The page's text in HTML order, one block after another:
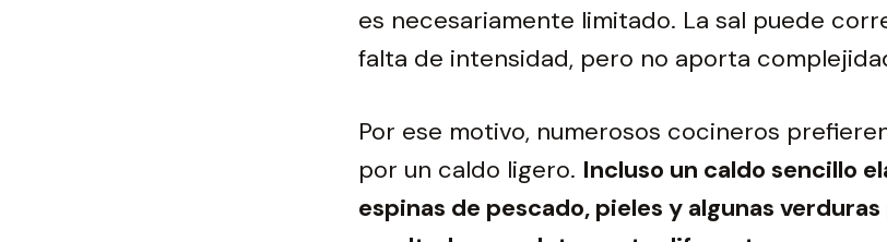
es necesariamente limitado. La sal puede
falta de intensidad, pero no aporta
Por ese motivo, numerosos cocineros
por un caldo ligero. Incluso un caldo sencillo
espinas de pescado, pieles y algunas